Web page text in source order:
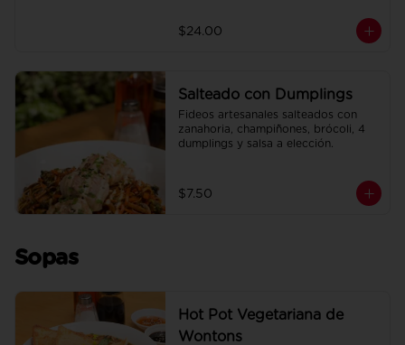
$24.00
Salteado con Dumplings
Fideos artesanales salteados con
zanahoria, champiñones, brócoli, 4
dumplings y salsa a elección.
$7.50
Sopas
Hot Pot Vegetariana de
Wontons